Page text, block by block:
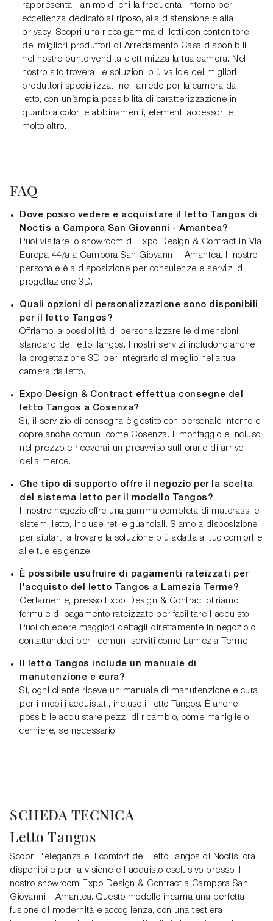
rappresenta l'animo di chi la frequenta, interno per
eccellenza dedicato al riposo, alla distensione e alla
privacy. Scopri una ricca gamma di letti con contenitore
dei migliori produttori di Arredamento Casa disponibili
nel nostro punto vendita e ottimizza la tua camera. Nel
nostro sito troverai le soluzioni più valide dei migliori
produttori specializzati nell'arredo per la camera da
letto, con un’ampia possibilità di caratterizzazione in
quanto a colori e abbinamenti, elementi accessori e
molto altro.
FAQ
Dove posso vedere e acquistare il letto Tangos di
Noctis a Campora San Giovanni - Amantea?
Puoi visitare lo showroom di Expo Design & Contract in Via
Europa 44/a a Campora San Giovanni - Amantea. Il nostro
personale è a disposizione per consulenze e servizi di
progettazione 3D.
Quali opzioni di personalizzazione sono disponibili
per il letto Tangos?
Offriamo la possibilità di personalizzare le dimensioni
standard del letto Tangos. I nostri servizi includono anche
la progettazione 3D per integrarlo al meglio nella tua
camera da letto.
Expo Design & Contract effettua consegne del
letto Tangos a Cosenza?
Sì, il servizio di consegna è gestito con personale interno e
copre anche comuni come Cosenza. Il montaggio è incluso
nel prezzo e riceverai un preavviso sull'orario di arrivo
della merce.
Che tipo di supporto offre il negozio per la scelta
del sistema letto per il modello Tangos?
Il nostro negozio offre una gamma completa di materassi e
sistemi letto, incluse reti e guanciali. Siamo a disposizione
per aiutarti a trovare la soluzione più adatta al tuo comfort e
alle tue esigenze.
È possibile usufruire di pagamenti rateizzati per
l'acquisto del letto Tangos a Lamezia Terme?
Certamente, presso Expo Design & Contract offriamo
formule di pagamento rateizzate per facilitare l'acquisto.
Puoi chiedere maggiori dettagli direttamente in negozio o
contattandoci per i comuni serviti come Lamezia Terme.
Il letto Tangos include un manuale di
manutenzione e cura?
Sì, ogni cliente riceve un manuale di manutenzione e cura
per i mobili acquistati, incluso il letto Tangos. È anche
possibile acquistare pezzi di ricambio, come maniglie o
cerniere, se necessario.
SCHEDA TECNICA
Letto Tangos
Scopri l'eleganza e il comfort del Letto Tangos di Noctis, ora
disponibile per la visione e l'acquisto esclusivo presso il
nostro showroom Expo Design & Contract a Campora San
Giovanni - Amantea. Questo modello incarna una perfetta
fusione di modernità e accoglienza, con una testiera